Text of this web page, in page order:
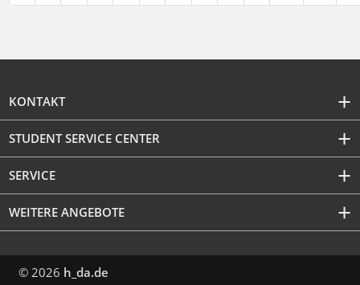
KONTAKT
STUDENT SERVICE CENTER
SERVICE
WEITERE ANGEBOTE
© 2026 h_da.de